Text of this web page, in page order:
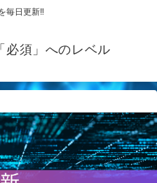
毎日更新‼
必須」へのレベル